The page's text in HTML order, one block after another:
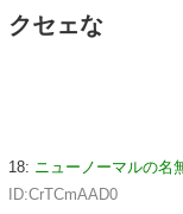
クセェな
18: ニューノーマルの名
ID:CrTCmAAD0